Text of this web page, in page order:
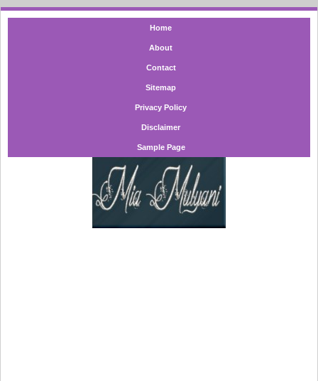
Home
About
Contact
Sitemap
Privacy Policy
Disclaimer
Sample Page